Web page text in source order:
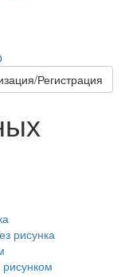
Регистрация
рисунка